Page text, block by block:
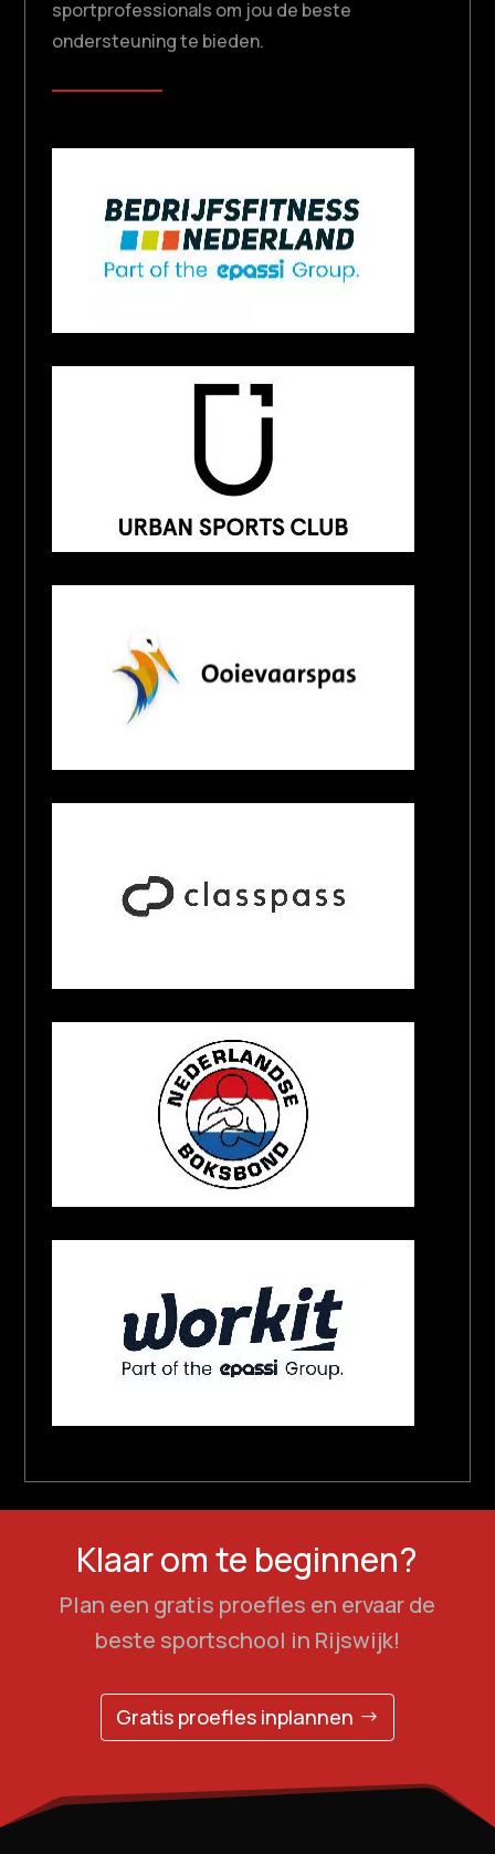
sportprofessionals om jou de beste
ondersteuning te bieden.
Klaar om te beginnen?
Plan een gratis proefles en ervaar de
beste sportschool in Rijswijk!
Gratis proefles inplannen